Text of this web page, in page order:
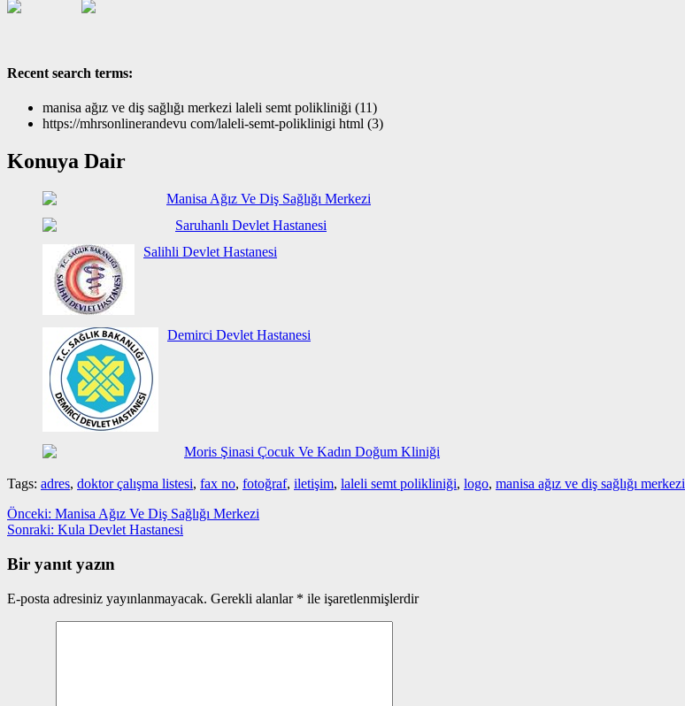
Recent search terms:
manisa ağız ve diş sağlığı merkezi laleli semt polikliniği (11)
https://mhrsonlinerandevu com/laleli-semt-poliklinigi html (3)
Konuya Dair
Manisa Ağız Ve Diş Sağlığı Merkezi
Saruhanlı Devlet Hastanesi
Salihli Devlet Hastanesi
Demirci Devlet Hastanesi
Moris Şinasi Çocuk Ve Kadın Doğum Kliniği
Tags: adres, doktor çalışma listesi, fax no, fotoğraf, iletişim, laleli semt polikliniği, logo, manisa ağız ve diş sağlığı merkezi
Yazı
gezinmesi
Önceki: Önceki
yazı:
Manisa Ağız Ve Diş Sağlığı Merkezi
Sonraki: Sonraki
Kula Devlet Hastanesi
Bir yanıt yazın
E-posta adresiniz yayınlanmayacak. Gerekli alanlar * ile işaretlenmişlerdir